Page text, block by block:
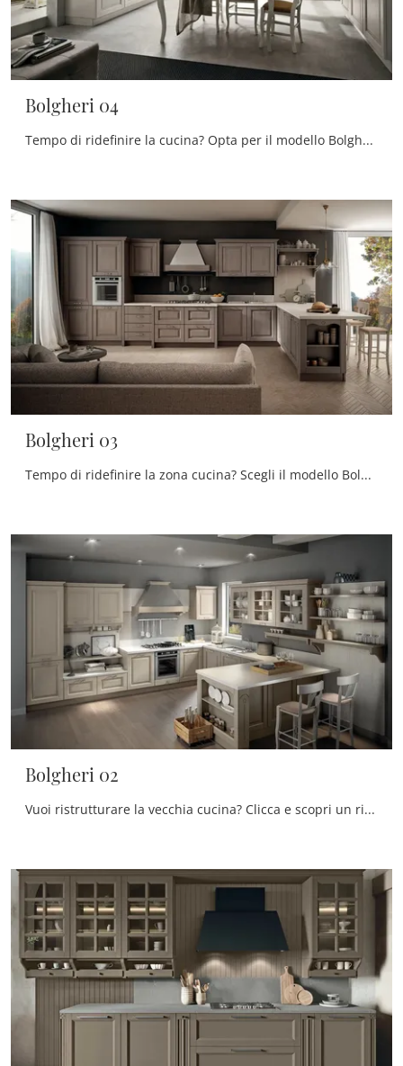
Bolgheri 04
Tempo di ridefinire la cucina? Opta per il modello Bolgheri 04 Stosa tra le nostre Cucine Classiche ad angolo.
Bolgheri 03
Tempo di ridefinire la zona cucina? Scegli il modello Bolgheri 03 Stosa tra le nostre Cucine Classiche con penisola.
Bolgheri 02
Vuoi ristrutturare la vecchia cucina? Clicca e scopri un ricco catalogo di soluzioni classiche con penisola: Bolgheri 02 ti sta aspettando!